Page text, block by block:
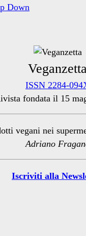
Down
Veganzetta
ISSN 2284-
fondata il 15
vegani nei
Adriano
Iscriviti alla